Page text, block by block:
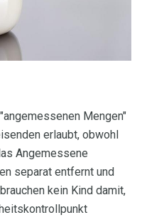
Mengen"
erlaubt, obwohl
Angemessene
separat entfernt und
kein Kind damit,